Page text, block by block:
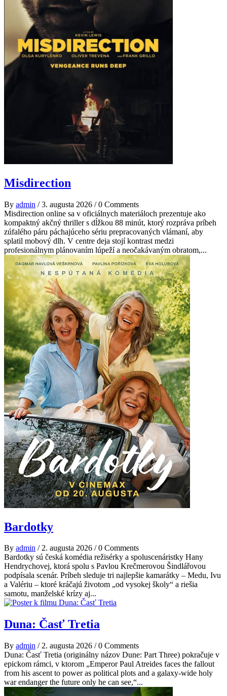
Misdirection
By admin /3. augusta 2026 /0 Comments
Misdirection online sa v oficiálnych materiáloch prezentuje ako
kompaktný akčný thriller s dĺžkou 88 minút, ktorý rozpráva príbeh
zúfalého páru páchajúceho sériu prepracovaných vlámaní, aby
splatil mobový dlh. V centre deja stojí kontrast medzi
profesionálnym plánovaním lúpeží a neočakávaným obratom,...
Bardotky
By admin /2. augusta 2026 /0 Comments
Bardotky sú česká komédia režisérky a spoluscenáristky Hany
Hendrychovej, ktorá spolu s Pavlou Krečmerovou Šindlářovou
podpísala scenár. Príbeh sleduje tri najlepšie kamarátky – Medu, Ivu
a Valériu – ktoré kráčajú životom „od vysokej školy“ a riešia
samotu, manželské krízy aj...
Duna: Časť Tretia
By admin / 2. augusta 2026 /0 Comments
Duna: Časť Tretia (originálny názov Dune: Part Three) pokračuje v
epickom rámci, v ktorom „Emperor Paul Atreides faces the fallout
from his ascent to power as political plots and a galaxy-wide holy
war endanger the future only he can see,“...